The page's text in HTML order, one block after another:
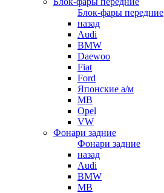
Блок-фары передние
назад
Audi
BMW
Daewoo
Fiat
Ford
Японские а/м
MB
Opel
VW
Фонари задние
Фонари задние
назад
Audi
BMW
MB